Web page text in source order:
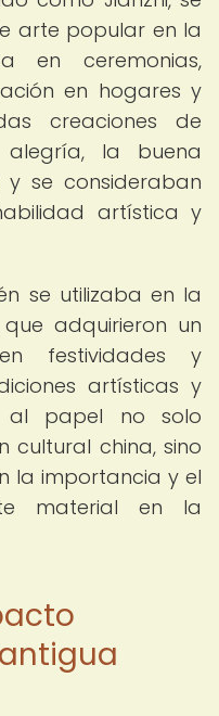
arte popular en la
en ceremonias,
en hogares y
creaciones de
la buena
se consideraban
artística y
se utilizaba en la
adquirieron un
festividades y
artísticas y
al papel no solo
cultural china, sino
la importancia y el
material en la